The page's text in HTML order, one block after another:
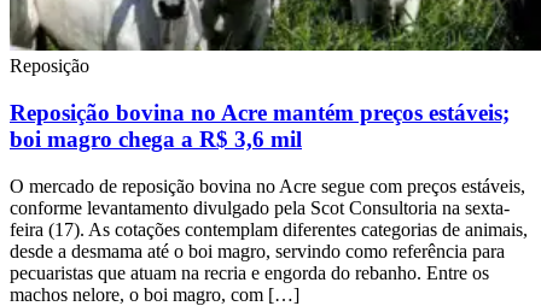
Reposição
Reposição bovina no Acre mantém preços estáveis;
boi magro chega a R$ 3,6 mil
O mercado de reposição bovina no Acre segue com preços estáveis,
conforme levantamento divulgado pela Scot Consultoria na sexta-
feira (17). As cotações contemplam diferentes categorias de animais,
desde a desmama até o boi magro, servindo como referência para
pecuaristas que atuam na recria e engorda do rebanho. Entre os
machos nelore, o boi magro, com […]